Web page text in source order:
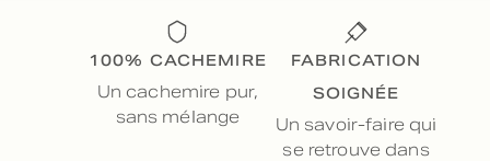
100% CACHEMIRE
Un cachemire pur,
sans mélange
FABRICATION
SOIGNÉE
Un savoir-faire qui
se retrouve dans